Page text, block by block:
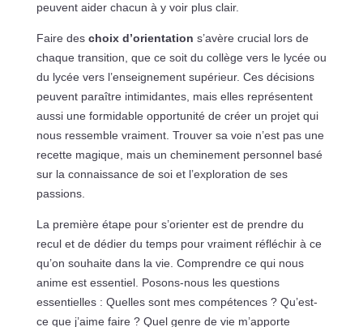
peuvent aider chacun à y voir plus clair.
Faire des choix d’orientation s’avère crucial lors de
chaque transition, que ce soit du collège vers le lycée ou
du lycée vers l’enseignement supérieur. Ces décisions
peuvent paraître intimidantes, mais elles représentent
aussi une formidable opportunité de créer un projet qui
nous ressemble vraiment. Trouver sa voie n’est pas une
recette magique, mais un cheminement personnel basé
sur la connaissance de soi et l’exploration de ses
passions.
La première étape pour s’orienter est de prendre du
recul et de dédier du temps pour vraiment réfléchir à ce
qu’on souhaite dans la vie. Comprendre ce qui nous
anime est essentiel. Posons-nous les questions
essentielles : Quelles sont mes compétences ? Qu’est-
ce que j’aime faire ? Quel genre de vie m’apporte